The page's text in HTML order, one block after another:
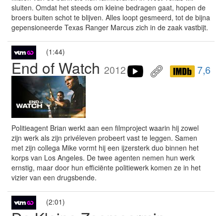
sluiten. Omdat het steeds om kleine bedragen gaat, hopen de
broers buiten schot te blijven. Alles loopt gesmeerd, tot de bijna
gepensioneerde Texas Ranger Marcus zich in de zaak vastbijt.
(1:44)
End of Watch 2012 7,6
Politieagent Brian werkt aan een filmproject waarin hij zowel
zijn werk als zijn privéleven probeert vast te leggen. Samen
met zijn collega Mike vormt hij een ijzersterk duo binnen het
korps van Los Angeles. De twee agenten nemen hun werk
ernstig, maar door hun efficiënte politiewerk komen ze in het
vizier van een drugsbende.
(2:01)